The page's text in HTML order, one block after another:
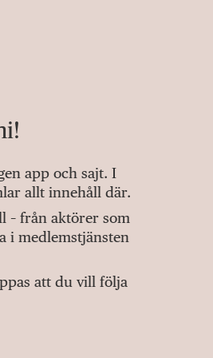
app och sajt. I
allt innehåll där.
– från aktörer som
i medlemstjänsten
att du vill följa